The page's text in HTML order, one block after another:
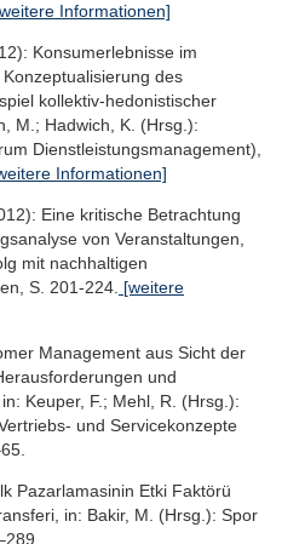
Informationen]
Konsumerlebnisse im
des
kollektiv-hedonistischer
M.; Hadwich, K. (Hrsg.):
Dienstleistungsmanagement),
Informationen]
Eine kritische Betrachtung
von Veranstaltungen,
mit nachhaltigen
S. 201-224. [weitere
Management aus Sicht der
und
Keuper, F.; Mehl, R. (Hrsg.):
und Servicekonzepte
Pazarlamasinin Etki Faktörü
in: Bakir, M. (Hrsg.): Spor